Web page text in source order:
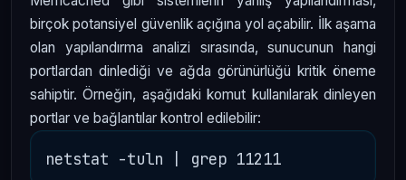
birçok potansiyel güvenlik açığına yol açabilir. İlk aşama
olan yapılandırma analizi sırasında, sunucunun hangi
portlardan dinlediği ve ağda görünürlüğü kritik öneme
sahiptir. Örneğin, aşağıdaki komut kullanılarak dinleyen
portlar ve bağlantılar kontrol edilebilir: